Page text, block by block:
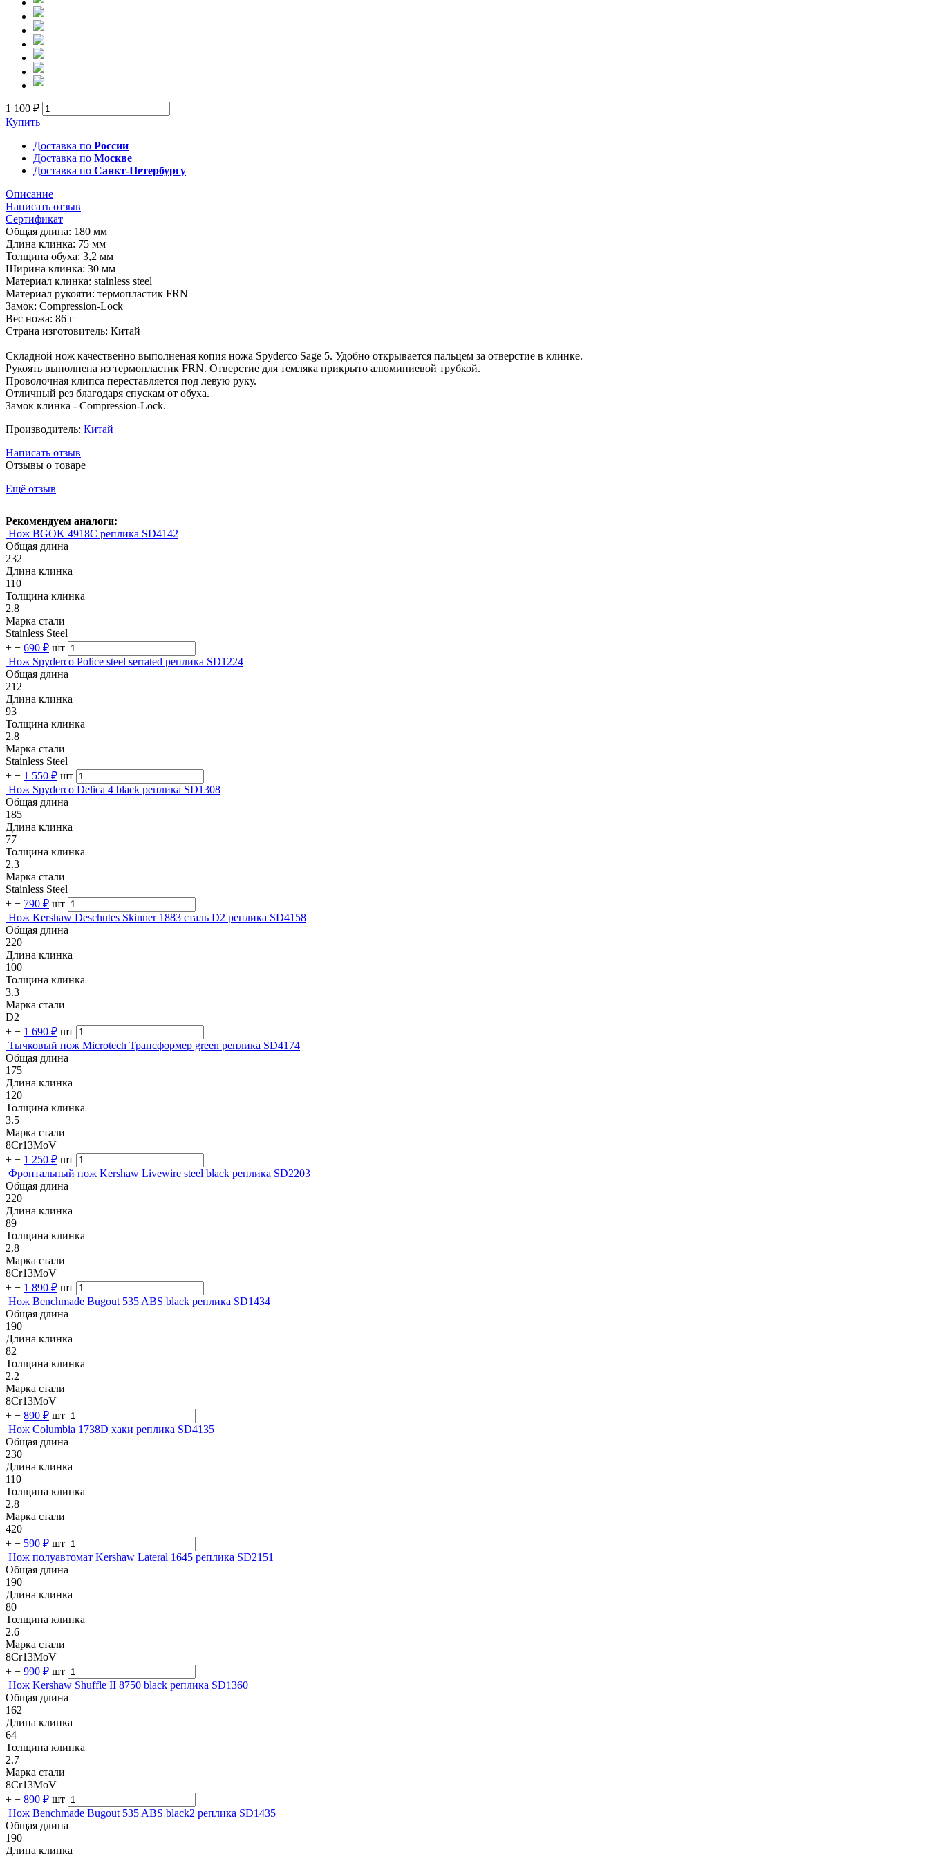
1 100 ₽
Купить
Доставка по России
Доставка по Москве
Доставка по Санкт-Петербургу
Описание
Написать отзыв
Сертификат
Общая длина: 180 мм
Длина клинка: 75 мм
Толщина обуха: 3,2 мм
Ширина клинка: 30 мм
Материал клинка: stainless steel
Материал рукояти: термопластик FRN
Замок: Compression-Lock
Вес ножа: 86 г
Страна изготовитель: Китай
Складной нож качественно выполненая копия ножа Spyderco Sage 5. Удобно открывается пальцем за отверстие в клинке.
Рукоять выполнена из термопластик FRN. Отверстие для темляка прикрыто алюминиевой трубкой.
Проволочная клипса переставляется под левую руку.
Отличный рез благодаря спускам от обуха.
Замок клинка - Compression-Lock.
Производитель: Китай
Написать отзыв
Отзывы о товаре
Ещё отзыв
Рекомендуем аналоги:
Нож BGOK 4918C реплика SD4142
Общая длина
232
Длина клинка
110
Толщина клинка
2.8
Марка стали
Stainless Steel
+ − 690 ₽ шт
Нож Spyderco Police steel serrated реплика SD1224
Общая длина
212
Длина клинка
93
Толщина клинка
2.8
Марка стали
Stainless Steel
+ − 1 550 ₽ шт
Нож Spyderco Delica 4 black реплика SD1308
Общая длина
185
Длина клинка
77
Толщина клинка
2.3
Марка стали
Stainless Steel
+ − 790 ₽ шт
Нож Kershaw Deschutes Skinner 1883 сталь D2 реплика SD4158
Общая длина
220
Длина клинка
100
Толщина клинка
3.3
Марка стали
D2
+ − 1 690 ₽ шт
Тычковый нож Microtech Трансформер green реплика SD4174
Общая длина
175
Длина клинка
120
Толщина клинка
3.5
Марка стали
8Cr13MoV
+ − 1 250 ₽ шт
Фронтальный нож Kershaw Livewire steel black реплика SD2203
Общая длина
220
Длина клинка
89
Толщина клинка
2.8
Марка стали
8Cr13MoV
+ − 1 890 ₽ шт
Нож Benchmade Bugout 535 ABS black реплика SD1434
Общая длина
190
Длина клинка
82
Толщина клинка
2.2
Марка стали
8Cr13MoV
+ − 890 ₽ шт
Нож Columbia 1738D хаки реплика SD4135
Общая длина
230
Длина клинка
110
Толщина клинка
2.8
Марка стали
420
+ − 590 ₽ шт
Нож полуавтомат Kershaw Lateral 1645 реплика SD2151
Общая длина
190
Длина клинка
80
Толщина клинка
2.6
Марка стали
8Cr13MoV
+ − 990 ₽ шт
Нож Kershaw Shuffle II 8750 black реплика SD1360
Общая длина
162
Длина клинка
64
Толщина клинка
2.7
Марка стали
8Cr13MoV
+ − 890 ₽ шт
Нож Benchmade Bugout 535 ABS black2 реплика SD1435
Общая длина
190
Длина клинка